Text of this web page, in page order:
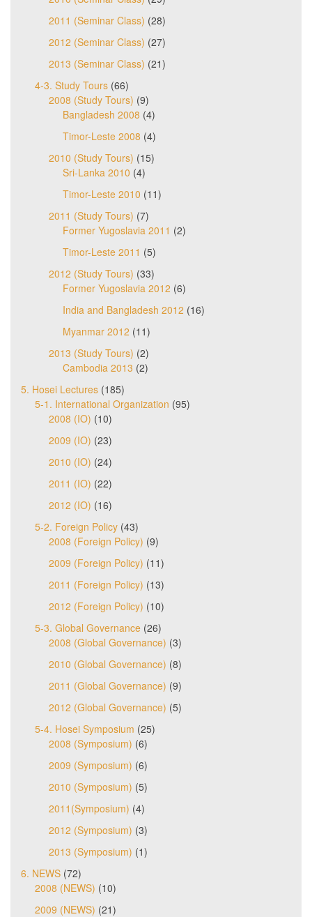
2011 (Seminar Class) (28)
2012 (Seminar Class) (27)
2013 (Seminar Class) (21)
4-3. Study Tours (66)
2008 (Study Tours) (9)
Bangladesh 2008 (4)
Timor-Leste 2008 (4)
2010 (Study Tours) (15)
Sri-Lanka 2010 (4)
Timor-Leste 2010 (11)
2011 (Study Tours) (7)
Former Yugoslavia 2011 (2)
Timor-Leste 2011 (5)
2012 (Study Tours) (33)
Former Yugoslavia 2012 (6)
India and Bangladesh 2012 (16)
Myanmar 2012 (11)
2013 (Study Tours) (2)
Cambodia 2013 (2)
5. Hosei Lectures (185)
5-1. International Organization (95)
2008 (IO) (10)
2009 (IO) (23)
2010 (IO) (24)
2011 (IO) (22)
2012 (IO) (16)
5-2. Foreign Policy (43)
2008 (Foreign Policy) (9)
2009 (Foreign Policy) (11)
2011 (Foreign Policy) (13)
2012 (Foreign Policy) (10)
5-3. Global Governance (26)
2008 (Global Governance) (3)
2010 (Global Governance) (8)
2011 (Global Governance) (9)
2012 (Global Governance) (5)
5-4. Hosei Symposium (25)
2008 (Symposium) (6)
2009 (Symposium) (6)
2010 (Symposium) (5)
2011(Symposium) (4)
2012 (Symposium) (3)
2013 (Symposium) (1)
6. NEWS (72)
2008 (NEWS) (10)
2009 (NEWS) (21)